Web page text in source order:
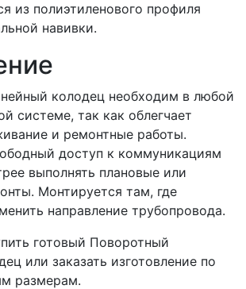
из полиэтиленового профиля
навивки.
колодец необходим в любой
системе, так как облегчает
и ремонтные работы.
доступ к коммуникациям
выполнять плановые или
Монтируется там, где
направление трубопровода.
готовый Поворотный
или заказать изготовление по
размерам.